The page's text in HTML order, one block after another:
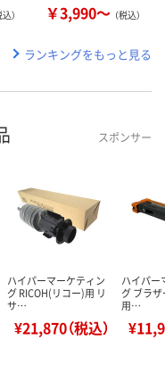
込） ￥3,990～ （税込）
ランキングをもっと見る
スポンサー
ハイパーマーケティン
グ RICOH(リコー)用 リ
サ…
¥21,870（税込）
ハイパー
グ ブラザ
用…